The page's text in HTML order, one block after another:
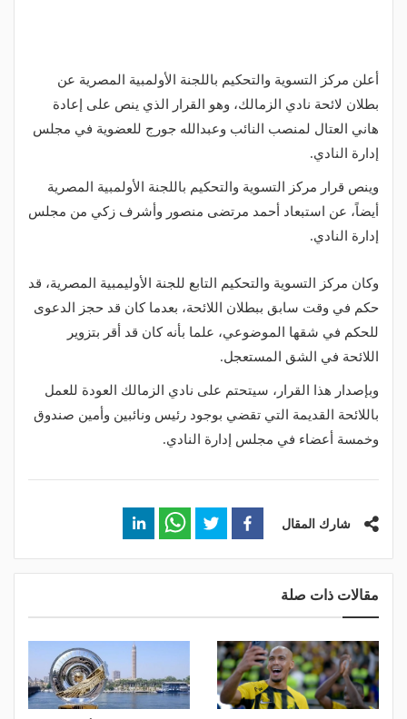
أعلن مركز التسوية والتحكيم باللجنة الأولمبية المصرية عن
بطلان لائحة نادي الزمالك، وهو القرار الذي ينص على إعادة
هاني العتال لمنصب النائب وعبدالله جورج للعضوية في مجلس
إدارة النادي.
وينص قرار مركز التسوية والتحكيم باللجنة الأولمبية المصرية
أيضاً، عن استبعاد أحمد مرتضى منصور وأشرف زكي من مجلس
إدارة النادي.
وكان مركز التسوية والتحكيم التابع للجنة الأوليمبية المصرية، قد
حكم في وقت سابق ببطلان اللائحة، بعدما كان قد حجز الدعوى
للحكم في شقها الموضوعي، علما بأنه كان قد أقر بتزوير
اللائحة في الشق المستعجل.
وبإصدار هذا القرار، سيتحتم على نادي الزمالك العودة للعمل
باللائحة القديمة التي تقضي بوجود رئيس ونائبين وأمين صندوق
وخمسة أعضاء في مجلس إدارة النادي.
شارك المقال
مقالات ذات صلة